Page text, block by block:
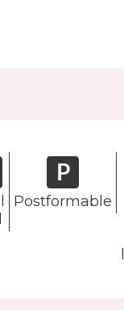
Postformable